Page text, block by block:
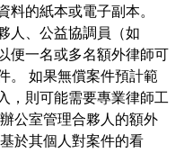
料的紙本或電子副本。
人、公益協調員（如
便一名或多名額外律師可
。 如果無償案件預計範
，則可能需要專業律師工
公室管理合夥人的額外
於其個人對案件的看